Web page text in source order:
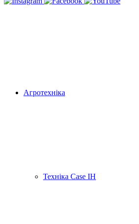
Агротехніка
Техніка Case IH